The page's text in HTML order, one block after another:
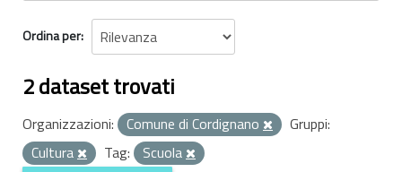
Ordina per
2 dataset trovati
Organizzazioni: Comune di Cordignano
Gruppi:
Cultura
Tag: Scuola